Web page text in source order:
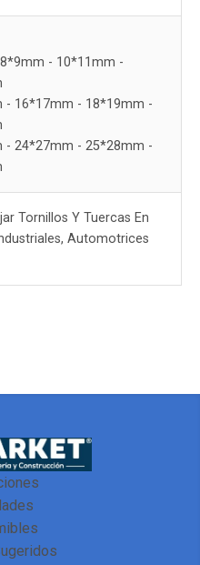
- 10*11mm -
- 16*17mm - 18*19mm -
- 24*27mm - 25*28mm -
Tornillos Y Tuercas En
Automotrices